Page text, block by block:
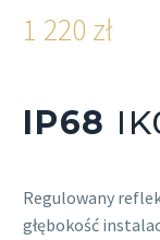
1 220 zł
IP68
Regulowany
głębokość